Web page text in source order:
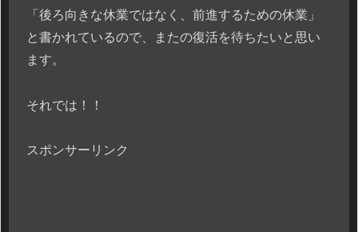
「後ろ向きな休業ではなく、前進するための休業」
と書かれているので、またの復活を待ちたいと思い
ます。
それでは！！
スポンサーリンク